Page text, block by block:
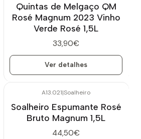
Quintas de Melgaço QM
Rosé Magnum 2023 Vinho
Verde Rosé 1,5L
33,90€
Ver detalhes
A13.021|Soalheiro
Soalheiro Espumante Rosé
Bruto Magnum 1,5L
44,50€